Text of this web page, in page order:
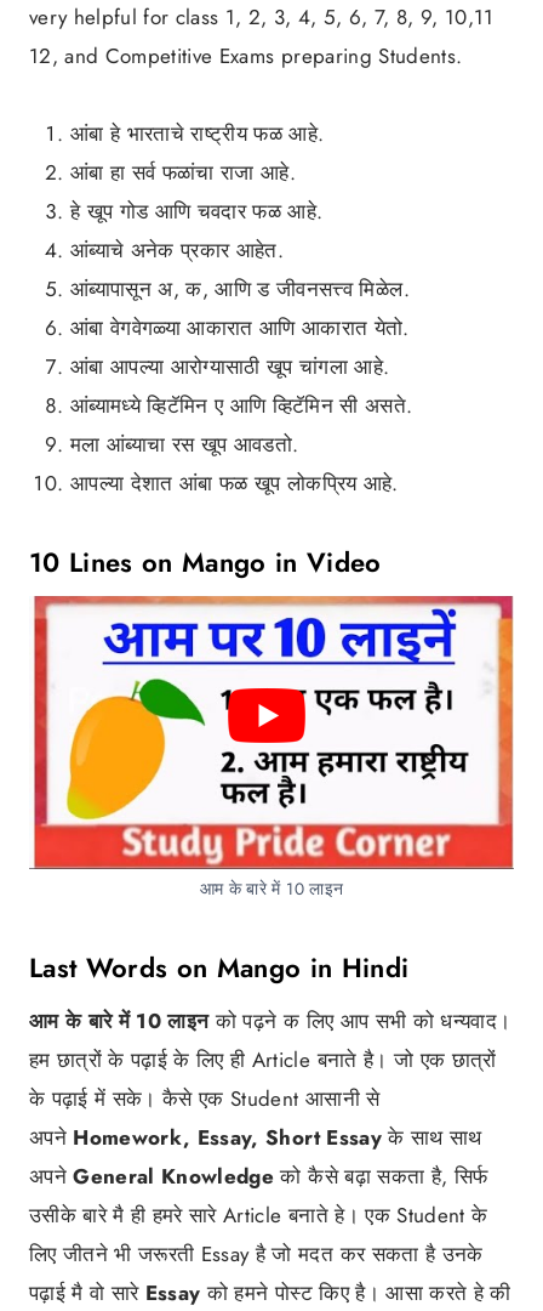
very helpful for class 1, 2, 3, 4, 5, 6, 7, 8, 9, 10,11
12, and Competitive Exams preparing Students.
आंबा हे भारताचे राष्ट्रीय फळ आहे.
आंबा हा सर्व फळांचा राजा आहे.
हे खूप गोड आणि चवदार फळ आहे.
आंब्याचे अनेक प्रकार आहेत.
आंब्यापासून अ, क, आणि ड जीवनसत्त्व मिळेल.
आंबा वेगवेगळ्या आकारात आणि आकारात येतो.
आंबा आपल्या आरोग्यासाठी खूप चांगला आहे.
आंब्यामध्ये व्हिटॅमिन ए आणि व्हिटॅमिन सी असते.
मला आंब्याचा रस खूप आवडतो.
आपल्या देशात आंबा फळ खूप लोकप्रिय आहे.
10 Lines on Mango in Video
आम के बारे में 10 लाइन
Last Words on Mango in Hindi
आम के बारे में 10 लाइन को पढ़ने क लिए आप सभी को धन्यवाद।
हम छात्रों के पढ़ाई के लिए ही Article बनाते है। जो एक छात्रों
के पढ़ाई में सके। कैसे एक Student आसानी से
अपने Homework, Essay, Short Essayके साथ साथ
अपनेGeneral Knowledge को कैसे बढ़ा सकता है, सिर्फ
उसीके बारे मै ही हमरे सारे Article बनाते हे। एक Student के
लिए जीतने भी जरूरती Essay है जो मदत कर सकता है उनके
पढ़ाई मै वो सारे Essayको हमने पोस्ट किए है। आसा करते हे की